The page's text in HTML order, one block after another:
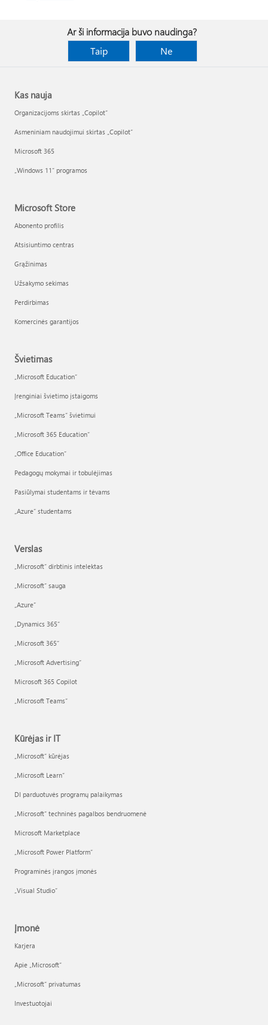
Ar ši informacija buvo naudinga?
Taip
Ne
Kas nauja
Organizacijoms skirtas „Copilot“
Asmeniniam naudojimui skirtas „Copilot“
Microsoft 365
„Windows 11“ programos
Microsoft Store
Abonento profilis
Atsisiuntimo centras
Grąžinimas
Užsakymo sekimas
Perdirbimas
Komercinės garantijos
Švietimas
„Microsoft Education“
Įrenginiai švietimo įstaigoms
„Microsoft Teams“ švietimui
„Microsoft 365 Education“
„Office Education“
Pedagogų mokymai ir tobulėjimas
Pasiūlymai studentams ir tėvams
„Azure“ studentams
Verslas
„Microsoft“ dirbtinis intelektas
„Microsoft“ sauga
„Azure”
„Dynamics 365“
„Microsoft 365“
„Microsoft Advertising“
Microsoft 365 Copilot
„Microsoft Teams“
Kūrėjas ir IT
„Microsoft“ kūrėjas
„Microsoft Learn“
DI parduotuvės programų palaikymas
„Microsoft“ techninės pagalbos bendruomenė
Microsoft Marketplace
„Microsoft Power Platform“
Programinės įrangos įmonės
„Visual Studio“
Įmonė
Karjera
Apie „Microsoft“
„Microsoft“ privatumas
Investuotojai